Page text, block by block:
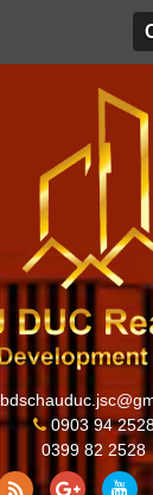
0903 94
0399 82 2528